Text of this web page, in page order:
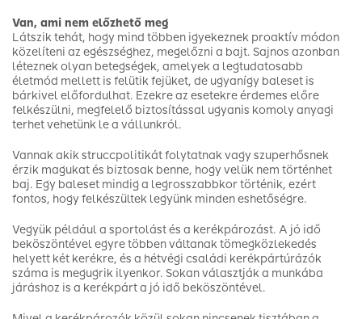
Van, ami nem előzhető meg
Látszik tehát, hogy mind többen igyekeznek proaktív módon
közelíteni az egészséghez, megelőzni a bajt. Sajnos azonban
léteznek olyan betegségek, amelyek a legtudatosabb
életmód mellett is felütik fejüket, de ugyanígy baleset is
bárkivel előfordulhat. Ezekre az esetekre érdemes előre
felkészülni, megfelelő biztosítással ugyanis komoly anyagi
terhet vehetünk le a vállunkról.
Vannak akik struccpolitikát folytatnak vagy szuperhősnek
érzik magukat és biztosak benne, hogy velük nem történhet
baj. Egy baleset mindig a legrosszabbkor történik, ezért
fontos, hogy felkészültek legyünk minden eshetőségre.
Vegyük például a sportolást és a kerékpározást. A jó idő
beköszöntével egyre többen váltanak tömegközlekedés
helyett két kerékre, és a hétvégi családi kerékpártúrázók
száma is megugrik ilyenkor. Sokan választják a munkába
járáshoz is a kerékpárt a jó idő beköszöntével.